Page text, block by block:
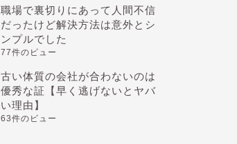
職場で裏切りにあって人間不信
だったけど解決方法は意外とシ
ンプルでした
77件のビュー
古い体質の会社が合わないのは
優秀な証【早く逃げないとヤバ
い理由】
63件のビュー